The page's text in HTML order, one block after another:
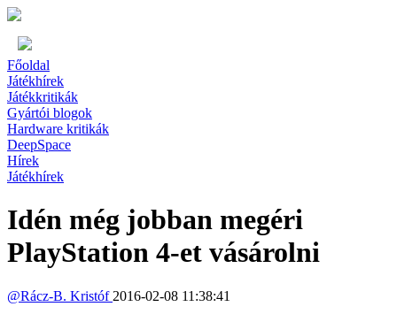
Főoldal
Játékhírek
Játékkritikák
Gyártói blogok
Hardware kritikák
DeepSpace
Hírek
Játékhírek
Idén még jobban megéri
PlayStation 4-et vásárolni
@Rácz-B. Kristóf 2016-02-08 11:38:41